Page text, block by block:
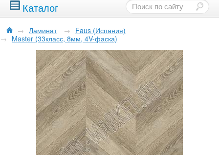
Каталог
→ Ламинат → Faus (Испания)
→ Master (33класс, 8мм, 4V-фаска)